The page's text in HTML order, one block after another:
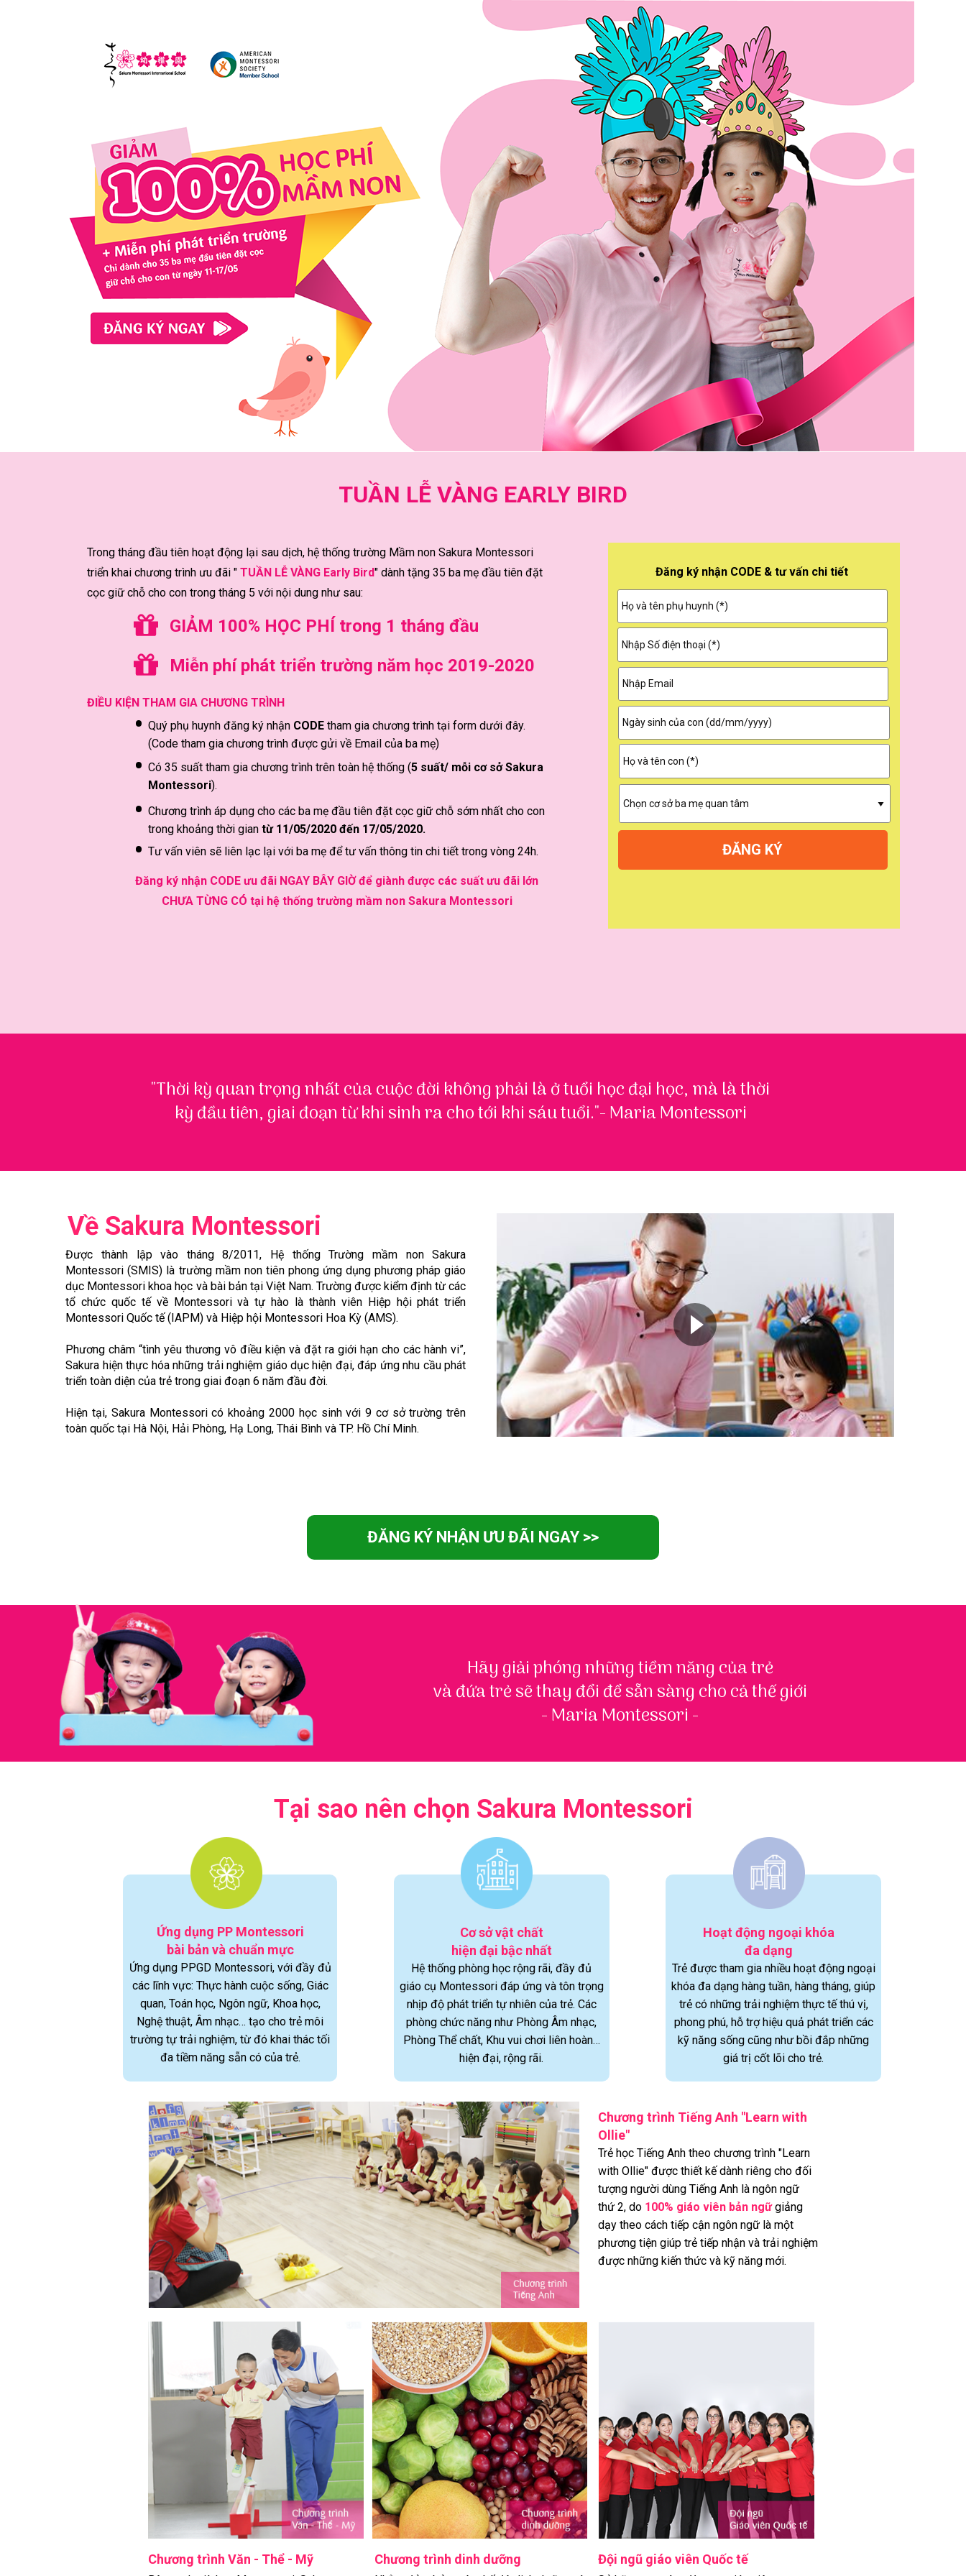
Đăng ký nhận CODE & tư vấn chi tiết
ĐĂNG KÝ
ĐIỀU KIỆN THAM GIA CHƯƠNG TRÌNH
Trong tháng đầu tiên hoạt động lại sau dịch, hệ thống trường Mầm non Sakura Montessori
triển khai chương trình ưu đãi "TUẦN LỄ VÀNG Early Bird" dành tặng 35 ba mẹ đầu tiên đặt
cọc giữ chỗ cho con trong tháng 5 với nội dung như sau:
GIẢM 100% HỌC PHÍ trong 1 tháng đầu
Miễn phí phát triển trường năm học 2019-2020
Quý phụ huynh đăng ký nhận CODEtham gia chương trình tại form dưới đây.
(Code tham gia chương trình được gửi về Email của ba mẹ)
Có 35 suất tham gia chương trình trên toàn hệ thống (5 suất/ mỗi cơ sở Sakura
Montessori).
Chương trình áp dụng cho các ba mẹ đầu tiên đặt cọc giữ chỗ sớm nhất cho con
trong khoảng thời gian từ 11/05/2020 đến 17/05/2020.
Tư vấn viên sẽ liên lạc lại với ba mẹ để tư vấn thông tin chi tiết trong vòng 24h.
Đăng ký nhận CODE ưu đãi NGAY BÂY GIỜ để giành được các suất ưu đãi lớn
CHƯA TỪNG CÓ tại hệ thống trường mầm non Sakura Montessori
TUẦN LỄ VÀNG EARLY BIRD
"Thời kỳ quan trọng nhất của cuộc đời không phải là ở tuổi học đại học, mà là thời
kỳ đầu tiên, giai đoạn từ khi sinh ra cho tới khi sáu tuổi."- Maria Montessori
Về Sakura Montessori
Được thành lập vào tháng 8/2011, Hệ thống Trường mầm non Sakura
Montessori (SMIS) là trường mầm non tiên phong ứng dụng phương pháp giáo
dục Montessori khoa học và bài bản tại Việt Nam. Trường được kiểm định từ các
tổ chức quốc tế về Montessori và tự hào là thành viên Hiệp hội phát triển
Montessori Quốc tế (IAPM) và Hiệp hội Montessori Hoa Kỳ (AMS).
Phương châm “tình yêu thương vô điều kiện và đặt ra giới hạn cho các hành vi”,
Sakura hiện thực hóa những trải nghiệm giáo dục hiện đại, đáp ứng nhu cầu phát
triển toàn diện của trẻ trong giai đoạn 6 năm đầu đời.
Hiện tại, Sakura Montessori có khoảng 2000 học sinh với 9 cơ sở trường trên
toàn quốc tại Hà Nội, Hải Phòng, Hạ Long, Thái Bình và TP. Hồ Chí Minh.
ĐĂNG KÝ NHẬN ƯU ĐÃI NGAY >>
Hãy giải phóng những tiềm năng của trẻ
và đứa trẻ sẽ thay đổi để sẵn sàng cho cả thế giới
- Maria Montessori -
Tại sao nên chọn Sakura Montessori
Ứng dụng PPGD Montessori, với đầy đủ
các lĩnh vực: Thực hành cuộc sống, Giác
quan, Toán học, Ngôn ngữ, Khoa học,
Nghệ thuật, Âm nhạc… tạo cho trẻ môi
trường tự trải nghiệm, từ đó khai thác tối
đa tiềm năng sẵn có của trẻ.
Ứng dụng PP Montessori
bài bản và chuẩn mực
Hệ thống phòng học rộng rãi, đầy đủ
giáo cụ Montessori đáp ứng và tôn trọng
nhịp độ phát triển tự nhiên của trẻ. Các
phòng chức năng như Phòng Âm nhạc,
Phòng Thể chất, Khu vui chơi liên hoàn…
hiện đại, rộng rãi.
Cơ sở vật chất
hiện đại bậc nhất
Trẻ được tham gia nhiều hoạt động ngoại
khóa đa dạng hàng tuần, hàng tháng, giúp
trẻ có những trải nghiệm thực tế thú vị,
phong phú, hỗ trợ hiệu quả phát triển các
kỹ năng sống cũng như bồi đắp những
giá trị cốt lõi cho trẻ.
Hoạt động ngoại khóa
đa dạng
Trẻ học Tiếng Anh theo chương trình "Learn
with Ollie" được thiết kế dành riêng cho đối
tượng người dùng Tiếng Anh là ngôn ngữ
thứ 2, do 100% giáo viên bản ngữgiảng
dạy theo cách tiếp cận ngôn ngữ là một
phương tiện giúp trẻ tiếp nhận và trải nghiệm
được những kiến thức và kỹ năng mới.
Chương trình Tiếng Anh "Learn with
Ollie"
Chương trình Văn - Thể - Mỹ Chương trình dinh dưỡng Đội ngũ giáo viên Quốc tế